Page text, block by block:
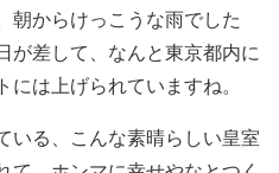
朝からけっこうな雨でした
が差して、なんと東京都内に
は上げられていますね。
る、こんな素晴らしい皇室